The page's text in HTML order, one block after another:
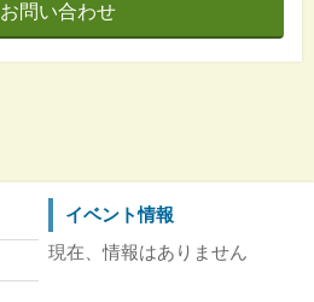
お問い合わせ
イベント情報
現在、情報はありません